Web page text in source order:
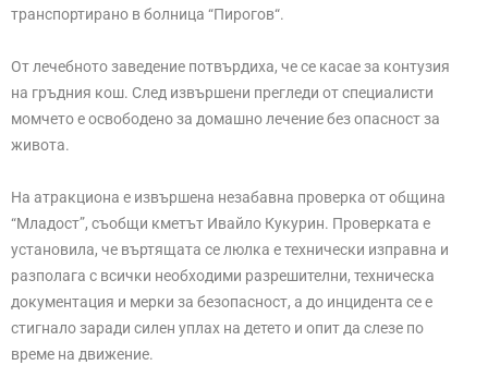
транспортирано в болница “Пирогов“.
От лечебното заведение потвърдиха, че се касае за контузия
на гръдния кош. След извършени прегледи от специалисти
момчето е освободено за домашно лечение без опасност за
живота.
На атракциона е извършена незабавна проверка от община
“Младост”, съобщи кметът Ивайло Кукурин. Проверката е
установила, че въртящата се люлка е технически изправна и
разполага с всички необходими разрешителни, техническа
документация и мерки за безопасност, а до инцидента се е
стигнало заради силен уплах на детето и опит да слезе по
време на движение.